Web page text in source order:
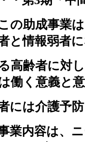
の助成事業は
と情報弱者
高齢者に対
働く意義と
には介護予
業内容は、